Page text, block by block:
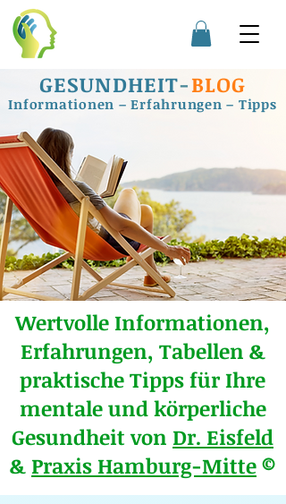
GESUNDHEIT-BLOG
Informationen – Erfahrungen – Tipps
Wertvolle Informationen,
Erfahrungen, Tabellen &
praktische Tipps für Ihre
mentale und körperliche
Gesundheit von Dr. Eisfeld
&Praxis Hamburg-Mitte©